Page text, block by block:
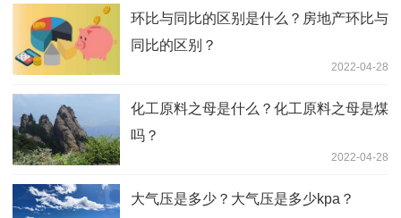
环比与同比的区别是什么？房地产环比与
同比的区别？
2022-04-28
化工原料之母是什么？化工原料之母是煤
吗？
2022-04-28
大气压是多少？大气压是多少kpa？